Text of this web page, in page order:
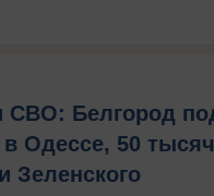
СВО: Белгород
в Одессе, 50
Зеленского